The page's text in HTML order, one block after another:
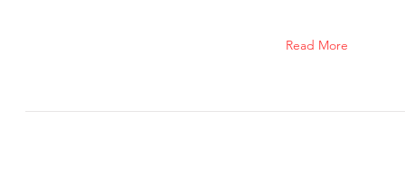
Read More